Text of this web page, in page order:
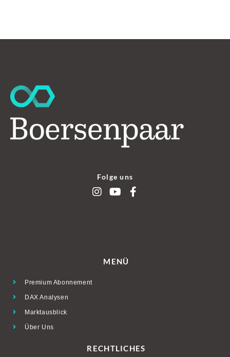
Folge uns
MENÜ
Premium Abonnement
DAX Analysen
Marktausblick
Über Uns
RECHTLICHES